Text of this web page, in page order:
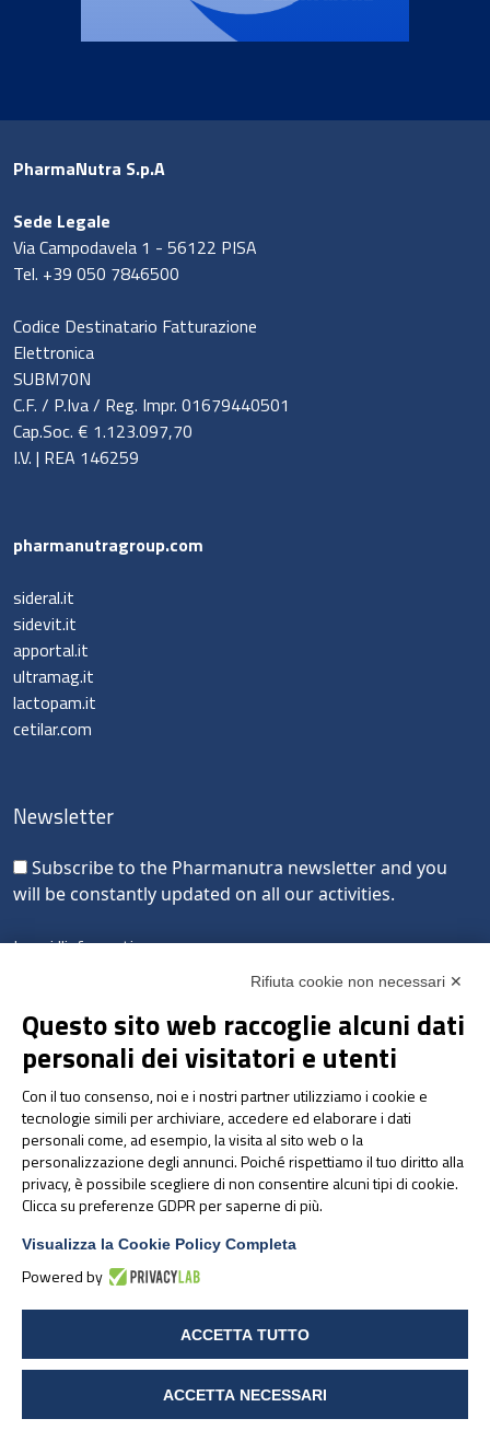
PharmaNutra S.p.A
Sede Legale
Via Campodavela 1 - 56122 PISA
Tel. +39 050 7846500
Codice Destinatario Fatturazione
Elettronica
SUBM70N
C.F. / P.Iva / Reg. Impr. 01679440501
Cap.Soc. € 1.123.097,70
I.V. | REA 146259
pharmanutragroup.com
sideral.it
sidevit.it
apportal.it
ultramag.it
lactopam.it
cetilar.com
Newsletter
Subscribe to the Pharmanutra newsletter and you
will be constantly updated on all our activities.
Leggi l'informativa
© 2025 PharmaNutra SpA - All rights reserved
Modifica preferenze Cookies
Rifiuta cookie non necessari ✕
Questo sito web raccoglie alcuni dati
personali dei visitatori e utenti
Con il tuo consenso, noi e i nostri partner utilizziamo i cookie e
tecnologie simili per archiviare, accedere ed elaborare i dati
personali come, ad esempio, la visita al sito web o la
personalizzazione degli annunci. Poiché rispettiamo il tuo diritto alla
privacy, è possibile scegliere di non consentire alcuni tipi di cookie.
Clicca su preferenze GDPR per saperne di più.
Visualizza la Cookie Policy Completa
Powered by
ACCETTA TUTTO
ACCETTA NECESSARI